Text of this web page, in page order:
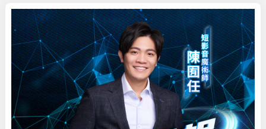
入/